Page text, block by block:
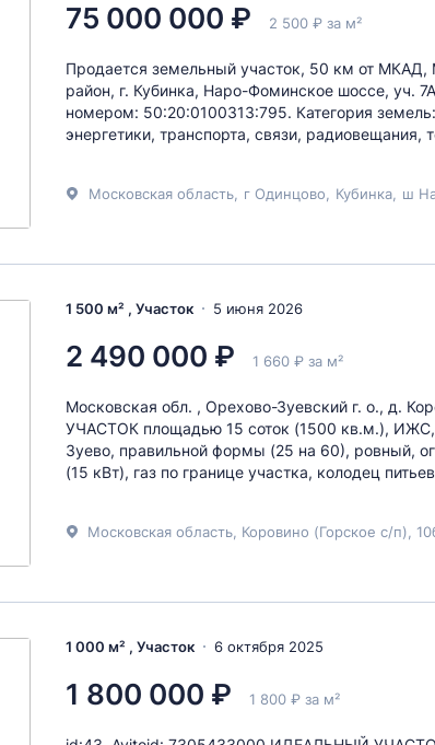
75 000 000 ₽ 2 500 ₽ за м²
Продается земельный участок, 50 км от
район, г. Кубинка, Наро-Фоминское шоссе, уч.
номером: 50:20:0100313:795. Категория
энергетики, транспорта, связи, радиовещания,
Московская область г Одинцово Кубинка ш
1 500 м² , Участок 5 июня 2026
2 490 000 ₽ 1 660 ₽ за м²
Московская обл. , Орехово-Зуевский г. о., д.
УЧАСТОК площадью 15 соток (1500 кв.м.), ИЖС,
Зуево, правильной формы (25 на 60), ровный,
(15 кВт), газ по границе участка, колодец
Московская область, Коровино (Горское с/п),
1 000 м² , Участок 6 октября 2025
1 800 000 ₽ 1 800 ₽ за м²